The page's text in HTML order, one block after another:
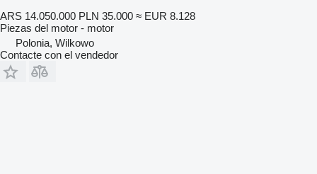
ARS 14.050.000 PLN 35.000 ≈ EUR 8.128
Piezas del motor - motor
Polonia, Wilkowo
Contacte con el vendedor